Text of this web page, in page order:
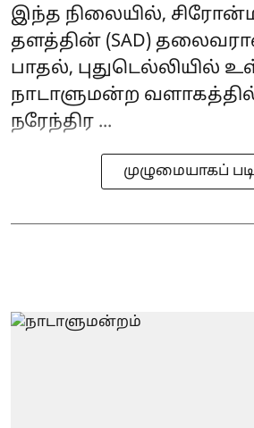
இந்த நிலையில்,
தளத்தின் (SAD)
பாதல், புதுடெல்லியில்
நாடாளுமன்ற வளாகத்தில்
நரேந்திர ...
முழுமையாகப்